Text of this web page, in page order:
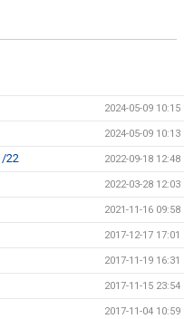
2024-05-09 10:15
2024-05-09 10:13
22 2022-09-18 12:48
2022-03-28 12:03
2021-11-16 09:58
2017-12-17 17:01
2017-11-19 16:31
2017-11-15 23:54
2017-11-04 10:59